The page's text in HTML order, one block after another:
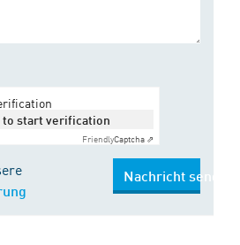
to start verification
FriendlyCaptcha ⇗
Nachricht senden